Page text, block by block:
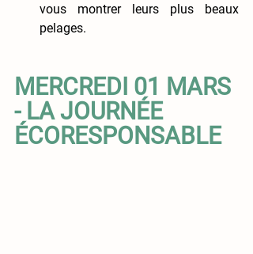
vous montrer leurs plus beaux
pelages.
MERCREDI 01 MARS
- LA JOURNÉE
ÉCORESPONSABLE